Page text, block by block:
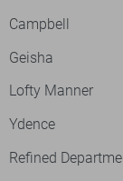
Campbell
Geisha
Lofty Manner
Ydence
Refined